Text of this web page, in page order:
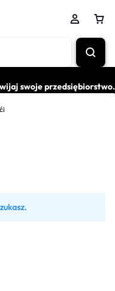
swoje przedsiębiorstwo.